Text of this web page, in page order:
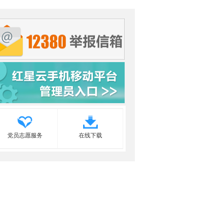
党员志愿服务 在线下载